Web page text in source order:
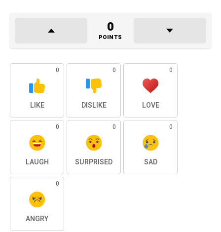
0
POINTS
0
LIKE
0
DISLIKE
0
LOVE
0
LAUGH
0
SURPRISED
0
SAD
0
ANGRY